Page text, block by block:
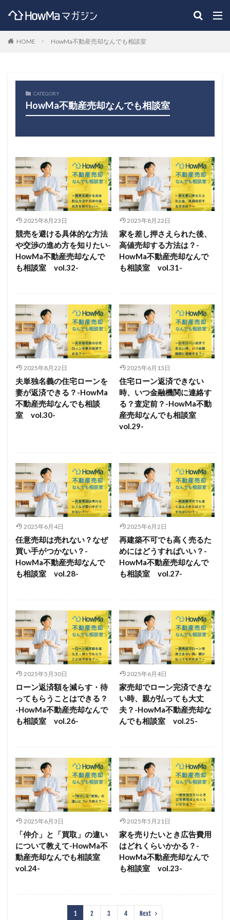
HOME HowMa不動産売却なんでも相談室
CATEGORY
HowMa不動産売却なんでも相談室
2025年8月23日
競売を避ける具体的な方法
や交渉の進め方を知りたい-
HowMa不動産売却なんで
も相談室 vol.32-
2025年8月22日
家を差し押さえられた後、
高値売却する方法は？-
HowMa不動産売却なんで
も相談室 vol.31-
2025年8月22日
夫単独名義の住宅ローンを
妻が返済できる？-HowMa
不動産売却なんでも相談
室 vol.30-
2025年6月13日
住宅ローン返済できない
時、いつ金融機関に連絡す
る？査定前？-HowMa不動
産売却なんでも相談室
vol.29-
2025年6月4日
任意売却は売れない？なぜ
買い手がつかない？-
HowMa不動産売却なんで
も相談室 vol.28-
2025年6月2日
再建築不可でも高く売るた
めにはどうすればいい？-
HowMa不動産売却なんで
も相談室 vol.27-
2025年5月30日
ローン返済額を減らす・待
ってもらうことはできる？
-HowMa不動産売却なんで
も相談室 vol.26-
2025年6月4日
家売却でローン完済できな
い時、親が払っても大丈
夫？-HowMa不動産売却な
んでも相談室 vol.25-
2025年6月3日
「仲介」と「買取」の違い
について教えて-HowMa不
動産売却なんでも相談室
vol.24-
2025年5月21日
家を売りたいとき広告費用
はどれくらいかかる？-
HowMa不動産売却なんで
も相談室 vol.23-
1 2 3 4 Next